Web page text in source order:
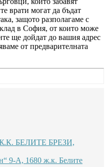
врати могат да бъдат
защото разполагаме с
в София, от които може
ще дойдат до вашия адрес
от предварителната
БЕЛИТЕ БРЕЗИ,
9-А, 1680 ж.к. Белите